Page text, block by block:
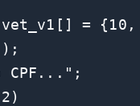
=
CPF...";